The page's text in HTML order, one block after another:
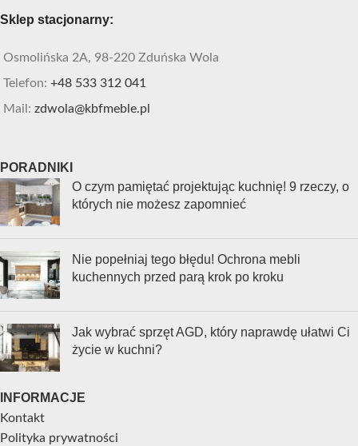
Sklep stacjonarny:
Osmolińska 2A, 98-220 Zduńska Wola
Telefon: +48 533 312 041
Mail: zdwola@kbfmeble.pl
PORADNIKI
O czym pamiętać projektując kuchnię! 9 rzeczy, o
których nie możesz zapomnieć
Nie popełniaj tego błędu! Ochrona mebli
kuchennych przed parą krok po kroku
Jak wybrać sprzęt AGD, który naprawdę ułatwi Ci
życie w kuchni?
INFORMACJE
Kontakt
Polityka prywatności